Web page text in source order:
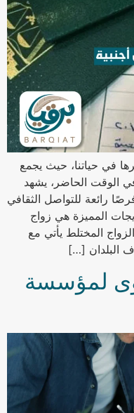
في حياتنا، حيث يجمع
الوقت الحاضر، يشهد
رائعة للتواصل الثقافي
المميزة هي زواج
المختلط يأتي مع
البلدان […]
لمؤسسة